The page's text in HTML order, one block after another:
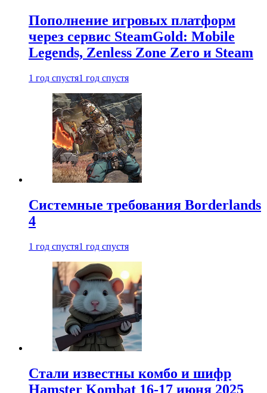
Пополнение игровых платформ
через сервис SteamGold: Mobile
Legends, Zenless Zone Zero и Steam
1 год спустя1 год спустя
Системные требования Borderlands
4
1 год спустя1 год спустя
Стали известны комбо и шифр
Hamster Kombat 16-17 июня 2025